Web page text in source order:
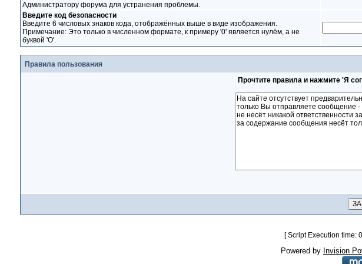
Администратору форума для устранения проблемы.
Введите код безопасности
Введите 6 числовых знаков кода, отображённых выше в виде изображения.
Примечание: Это только в численном формате, к примеру '0' является нулём, а не
буквой 'O'.
Правила пользования
Прочтите правила и нажмите 'Я
[ Script Execution time:
Powered by Invision